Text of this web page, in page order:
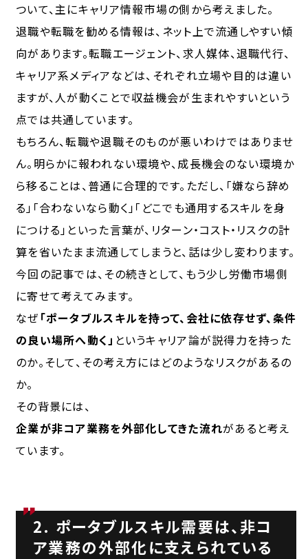
ついて、主にキャリア情報市場の側から考えました。
退職や転職を勧める情報は、ネット上で流通しやすい傾
向があります。転職エージェント、求人媒体、退職代行、
キャリア系メディアなどは、それぞれ立場や目的は違い
ますが、人が動くことで収益機会が生まれやすいという
点では共通しています。
もちろん、転職や退職そのものが悪いわけではありませ
ん。明らかに報われない環境や、成長機会のない環境か
ら移ることは、普通に合理的です。ただし、「嫌なら辞め
る」「合わないなら動く」「どこでも通用するスキルを身
につける」といった言葉が、リターン・コスト・リスクの計
算を省いたまま流通してしまうと、話は少し変わります。
今回の記事では、その続きとして、もう少し労働市場側
に寄せて考えてみます。
なぜ 「ポータブルスキルを持って、会社に依存せず、条件
の良い場所へ動く」 というキャリア論が説得力を持った
のか。そして、その考え方にはどのようなリスクがあるの
か。
その背景には、
企業が非コア業務を外部化してきた流れがあると考え
ています。
2. ポータブルスキル需要は、非コ
ア業務の外部化に支えられている